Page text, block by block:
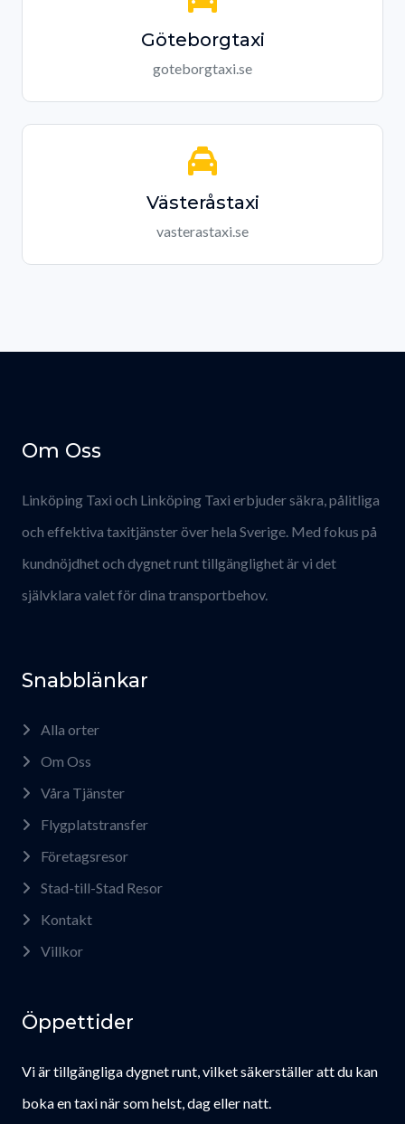
Göteborgtaxi
goteborgtaxi.se
Västeråstaxi
vasterastaxi.se
Om Oss
Linköping Taxi och Linköping Taxi erbjuder säkra, pålitliga
och effektiva taxitjänster över hela Sverige. Med fokus på
kundnöjdhet och dygnet runt tillgänglighet är vi det
självklara valet för dina transportbehov.
Snabblänkar
Alla orter
Om Oss
Våra Tjänster
Flygplatstransfer
Företagsresor
Stad-till-Stad Resor
Kontakt
Villkor
Öppettider
Vi är tillgängliga dygnet runt, vilket säkerställer att du kan
boka en taxi när som helst, dag eller natt.